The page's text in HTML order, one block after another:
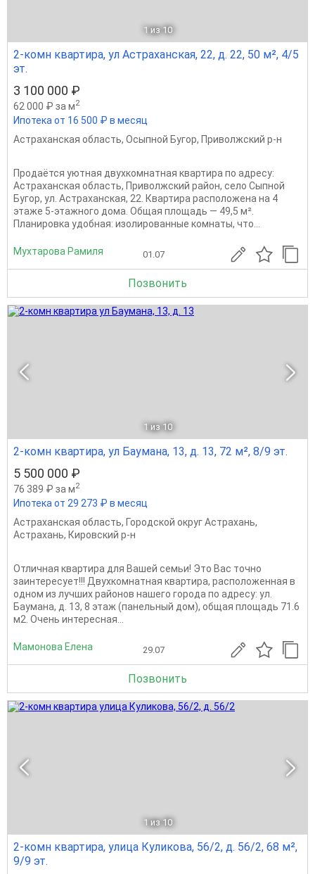
1 из 10
2-комн квартира, ул Астраханская, 22, д. 22, 50 м², 4/5
эт.
3 100 000 ₽
62 000 ₽ за м2
Ипотека от 16 500 ₽ в месяц
Астраханская область, Осыпной Бугор, Приволжский р-н
Продаётся уютная двухкомнатная квартира по адресу:
Астраханская область, Приволжский район, село Сыпной
Бугор, ул. Астраханская, 22. Квартира расположена на 4
этаже 5-этажного дома. Общая площадь — 49,5 м².
Планировка удобная: изолированные комнаты, что...
Мухтарова Рамиля 01.07
Позвонить
1 из 10
2-комн квартира, ул Баумана, 13, д. 13, 72 м², 8/9 эт.
5 500 000 ₽
76 389 ₽ за м2
Ипотека от 29 273 ₽ в месяц
Астраханская область, Городской округ Астрахань,
Астрахань, Кировский р-н
Отличная квартира для Вашей семьи! Это Вас точно
заинтересует!!! Двухкомнатная квартира, расположенная в
одном из лучших районов нашего города по адресу: ул.
Баумана, д. 13, 8 этаж (панельный дом), общая площадь 71.6
м2. Очень интересная...
Мамонова Елена 29.07
Позвонить
1 из 10
2-комн квартира, улица Куликова, 56/2, д. 56/2, 68 м²,
9/9 эт.